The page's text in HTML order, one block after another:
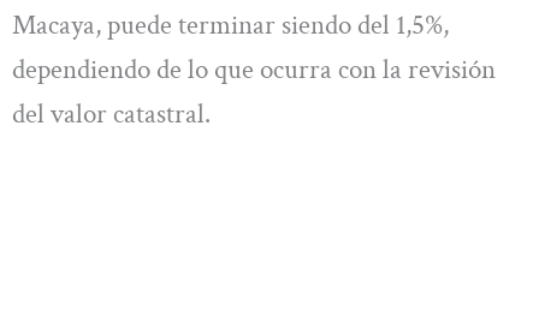
Macaya, puede terminar siendo del 1,5%,
dependiendo de lo que ocurra con la revisión
del valor catastral.